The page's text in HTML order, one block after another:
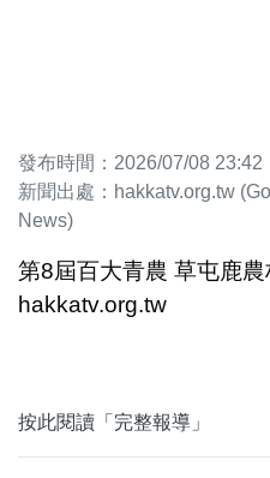
發布時間：2026/07/08 23:42
新聞出處：hakkatv.org.tw
News)
第8屆百大青農 草屯鹿
hakkatv.org.tw
按此閱讀「完整報導」